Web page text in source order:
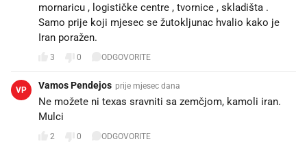
mornaricu , logističke centre , tvornice , skladišta .
Samo prije koji mjesec se žutokljunac hvalio kako je
Iran poražen.
3 0 ODGOVORITE
VP Vamos Pendejos prije mjesec dana
Ne možete ni texas sravniti sa zemčjom, kamoli iran.
Mulci
2 0 ODGOVORITE